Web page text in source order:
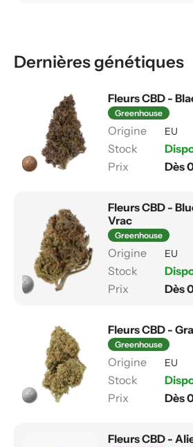
Dernières génétiques
Fleurs CBD -
Greenhouse
EU
Dès
Fleurs CBD -
Vrac
Greenhouse
EU
Dès
Fleurs CBD -
Greenhouse
EU
Dès
Fleurs CBD -